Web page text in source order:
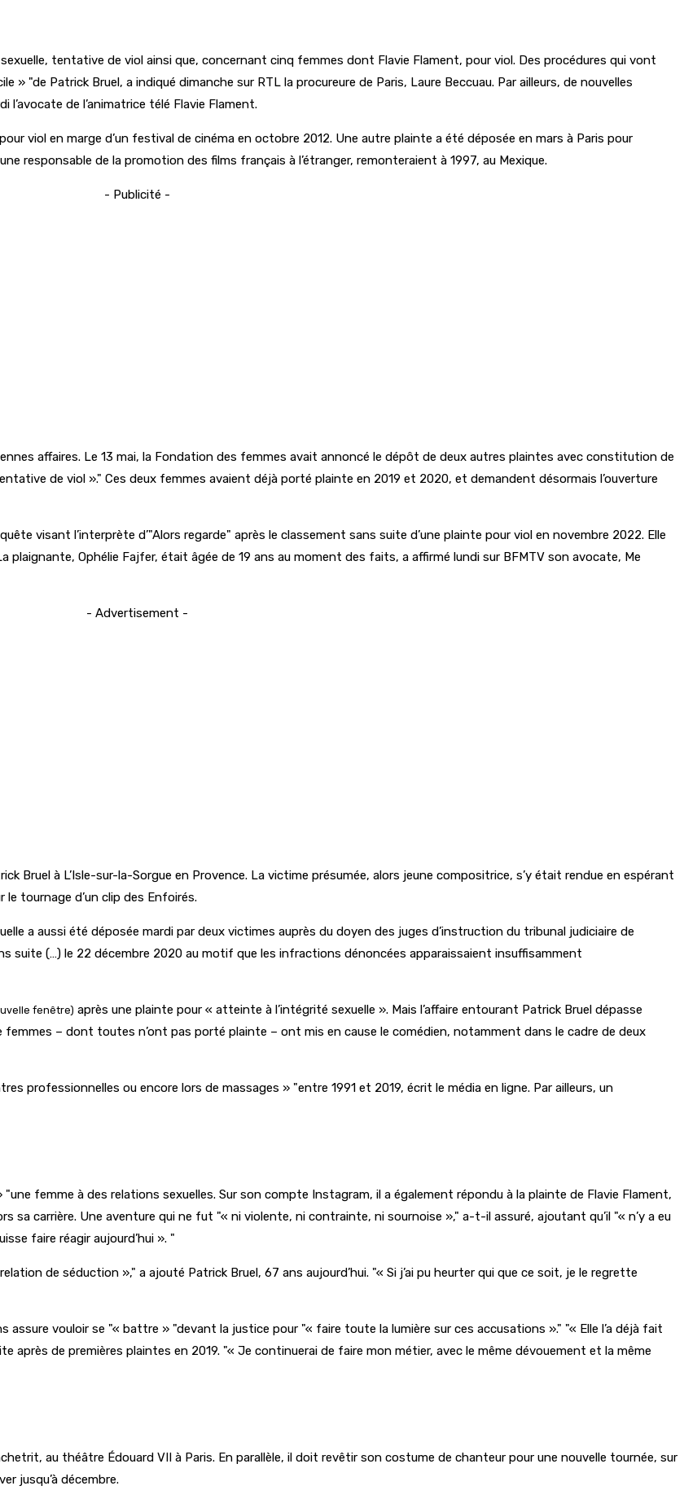
tentative de viol ainsi que, concernant cinq femmes dont Flavie Flament, pour viol. Des procédures qui vont
» de Patrick Bruel, a indiqué dimanche sur RTL la procureure de Paris, Laure Beccuau. Par ailleurs, de nouvelles
de l’animatrice télé Flavie Flament.
viol en marge d’un festival de cinéma en octobre 2012. Une autre plainte a été déposée en mars à Paris pour
responsable de la promotion des films français à l’étranger, remonteraient à 1997, au Mexique.
- Publicité -
affaires. Le 13 mai, la Fondation des femmes avait annoncé le dépôt de deux autres plaintes avec constitution de
de viol ». Ces deux femmes avaient déjà porté plainte en 2019 et 2020, et demandent désormais l’ouverture
visant l’interprète d’ Alors regarde
après le classement sans suite d’une plainte pour viol en novembre 2022. Elle
Ophélie Fajfer, était âgée de 19 ans au moment des faits, a affirmé lundi sur BFMTV son avocate, Me
- Advertisement -
Bruel à L’Isle-sur-la-Sorgue en Provence. La victime présumée, alors jeune compositrice, s’y était rendue en espérant
tournage d’un clip des Enfoirés.
a aussi été déposée mardi par deux victimes auprès du doyen des juges d’instruction du tribunal judiciaire de
suite (…) le 22 décembre 2020 au motif que les infractions dénoncées apparaissaient insuffisamment
fenêtre) après une plainte pour « atteinte à l’intégrité sexuelle ». Mais l’affaire entourant Patrick Bruel dépasse
– dont toutes n’ont pas porté plainte – ont mis en cause le comédien, notamment dans le cadre de deux
professionnelles ou encore lors de massages » entre 1991 et 2019, écrit le média en ligne. Par ailleurs, un
une femme à des relations sexuelles. Sur son compte Instagram, il a également répondu à la plainte de Flavie Flament,
sa carrière. Une aventure qui ne fut « ni violente, ni contrainte, ni sournoise », a-t-il assuré, ajoutant qu’il « n’y a eu
faire réagir aujourd’hui ».
de séduction », a ajouté Patrick Bruel, 67 ans aujourd’hui. « Si j’ai pu heurter qui que ce soit, je le regrette
assure vouloir se « battre » devant la justice pour « faire toute la lumière sur ces accusations ».
« Elle l’a déjà fait
après de premières plaintes en 2019. « Je continuerai de faire mon métier, avec le même dévouement et la même
au théâtre Édouard VII à Paris. En parallèle, il doit revêtir son costume de chanteur pour une nouvelle tournée, sur
jusqu’à décembre.